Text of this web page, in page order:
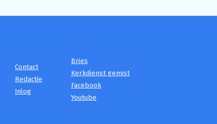
Contact
Redactie
Inlog
Bries
Kerkdienst gemist
Facebook
Youtube